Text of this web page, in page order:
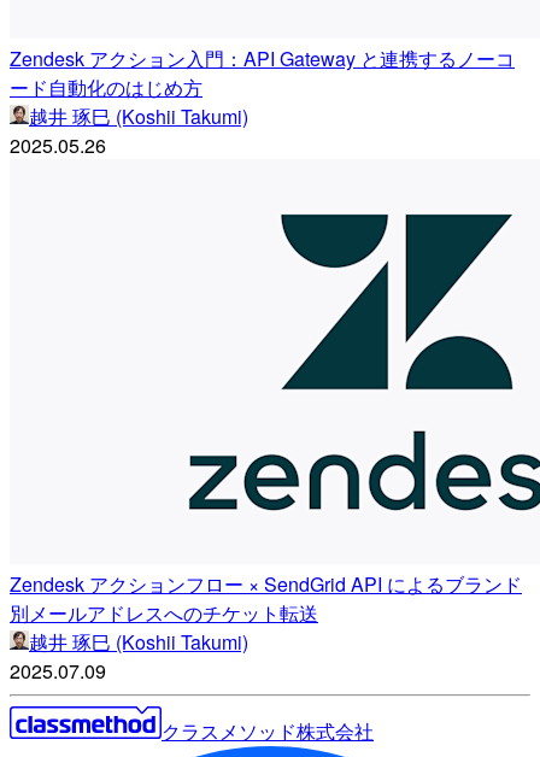
Zendesk アクション入門：API Gateway と連携するノーコ
ード自動化のはじめ方
越井 琢巳 (Koshii Takumi)
2025.05.26
Zendesk アクションフロー × SendGrid API によるブランド
別メールアドレスへのチケット転送
越井 琢巳 (Koshii Takumi)
2025.07.09
クラスメソッド株式会社